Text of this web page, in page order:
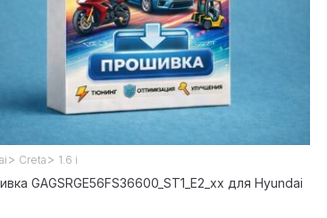
> Creta > 1.6 i
GAGSRGE56FS36600_ST1_E2_xx для Hyundai